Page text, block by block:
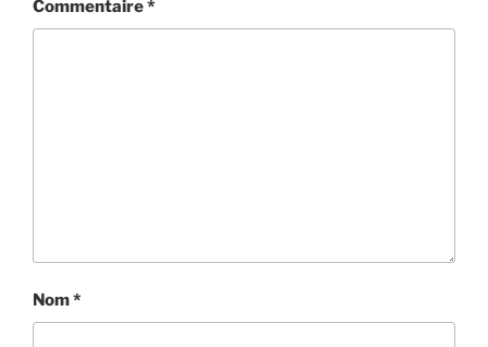
Commentaire*
Nom*